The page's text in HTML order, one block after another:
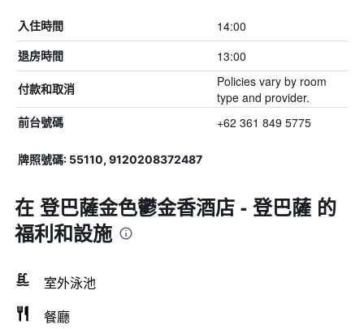
入住時間 14:00
退房時間 13:00
付款和取消
Policies vary by room
type and provider.
前台號碼 +62 361 849 5775
牌照號碼: 55110, 9120208372487
在 登巴薩金色鬱金香酒店 - 登巴薩 的
福利和設施
室外泳池
餐廳